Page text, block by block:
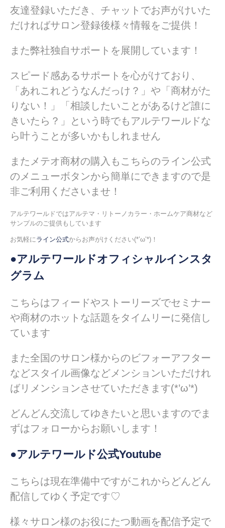
友達登録いただき、チャットでお声がけいた
だければサロン登録後様々情報をご提供！
また弊社独自サポートを展開しています！
スピード感あるサポートを心がけており、
「あれこれどうなんだっけ？」や「商材がた
りない！」「相談したいことがあるけど誰に
きいたら？」という時でもアルテワールドな
ら叶うことが多いかもしれません
またメテオ商材の購入もこちらのライン公式
のメニューボタンから簡単にできますので是
非ご利用くださいませ！
アルテワールドではアルテマ・リトーノカラー・ホームケア商材など
サンプルのご提供もしています
お気軽に ライン公式からお声がけください(*’ω’*)！
●アルテワールドオフィシャルインスタ
グラム
こちらはフィードやストーリーズでセミナー
や商材のホットな話題をタイムリーに発信し
ています
また全国のサロン様からのビフォーアフター
などスタイル画像などメンションいただけれ
ばリメンションさせていただきます(*’ω’*)
どんどん交流してゆきたいと思いますのでま
ずはフォローからお願いします！
●アルテワールド公式Youtube
こちらは現在準備中ですがこれからどんどん
配信してゆく予定です♡
様々サロン様のお役にたつ動画を配信予定で